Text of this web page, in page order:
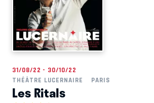
31/08/22 - 30/10/22
THÉÂTRE LUCERNAIRE
PARIS
Les Ritals